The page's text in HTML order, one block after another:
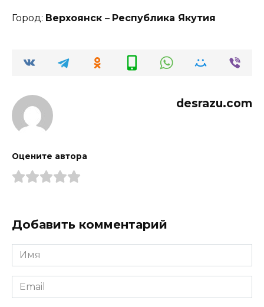
Город: Верхоянск – Республика Якутия
desrazu.com
Оцените автора
Добавить комментарий
Имя
*
Email
*